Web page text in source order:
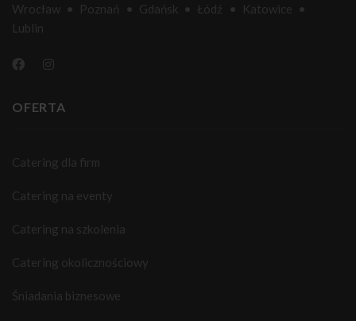
Wrocław • Poznań • Gdańsk • Łódź • Katowice •
Lublin
OFERTA
Catering dla firm
Catering na eventy
Catering na szkolenia
Catering okolicznościowy
Śniadania biznesowe